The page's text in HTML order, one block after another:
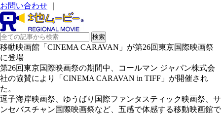
お問い合わせ
移動映画館「CINEMA CARAVAN」が第26回東京国際映画祭
に登場
第26回東京国際映画祭の期間中、コールマン ジャパン株式会
社の協賛により「CINEMA CARAVAN in TIFF」が開催され
た。
逗子海岸映画祭、ゆうばり国際ファンタスティック映画祭、サ
ンセバスチャン国際映画祭など、五感で体感する移動映画館で